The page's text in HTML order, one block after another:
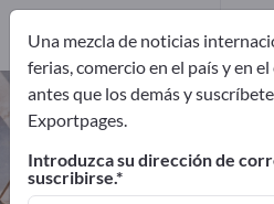
Ingeniería
fabricantes y
Exportadores
Una mezcla de noticias
ferias, comercio en el país y en
antes que los demás y
Exportpages.
Introduzca su dirección de
suscribirse.